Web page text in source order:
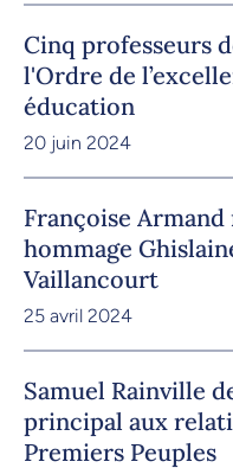
Cinq professeurs
l'Ordre de
éducation
20 juin 2024
Françoise
hommage
Vaillancourt
25 avril 2024
Samuel Rainville
principal aux
Premiers Peuples